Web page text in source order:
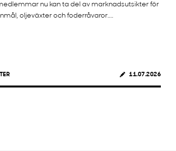
nu kan ta del av marknadsutsikter för
oljeväxter och foderråvaror....
11.07.2026